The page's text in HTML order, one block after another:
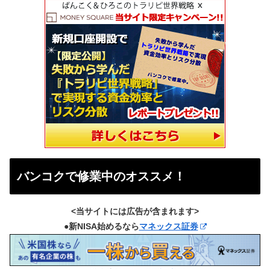
バンコクで修業中のオススメ！
<当サイトには広告が含まれます>
●新NISA始めるならマネックス証券